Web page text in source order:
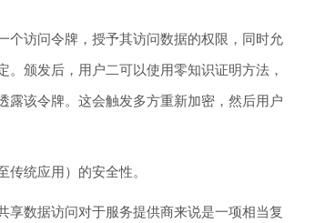
个访问令牌，授予其访问数据的权限，同时允
颁发后，用户二可以使用零知识证明方法，
露该令牌。这会触发多方重新加密，然后用户
统应用）的安全性。
享数据访问对于服务提供商来说是一项相当复